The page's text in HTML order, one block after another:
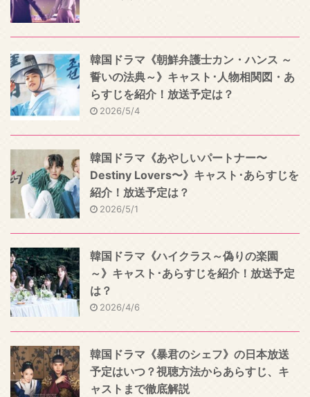
韓国ドラマ《朝鮮弁護士カン・ハンス ～
誓いの法典～》キャスト･人物相関図・あ
らすじを紹介！放送予定は？
2026/5/4
韓国ドラマ《あやしいパートナー〜
Destiny Lovers〜》キャスト･あらすじを
紹介！放送予定は？
2026/5/1
韓国ドラマ《ハイクラス～偽りの楽園
～》キャスト･あらすじを紹介！放送予定
は？
2026/4/6
韓国ドラマ《暴君のシェフ》の日本放送
予定はいつ？視聴方法からあらすじ、キ
ャストまで徹底解説